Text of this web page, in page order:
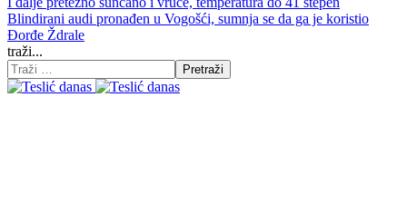
Blindirani audi pronađen u Vogošći, sumnja se da ga je koristio
Đorđe Ždrale
traži...
Pretraži